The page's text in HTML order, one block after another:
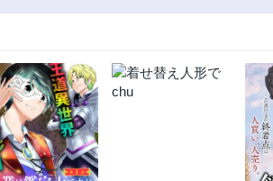
第14話 第13話
第9話
1年前 1年前
第5話
1年前
第1話
1年前